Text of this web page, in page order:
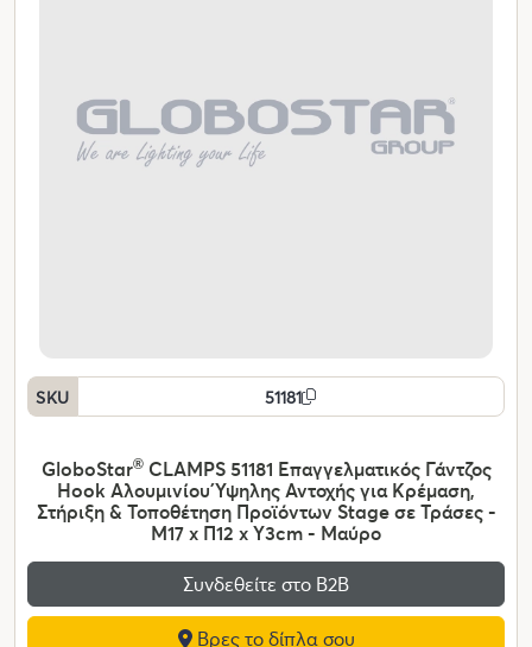
SKU 51181
GloboStar®CLAMPS 51181 Επαγγελματικός Γάντζος
Hook Αλουμινίου Ύψηλης Αντοχής για Κρέμαση,
Στήριξη & Τοποθέτηση Προϊόντων Stage σε Τράσες -
Μ17 x Π12 x Υ3cm - Μαύρο
Συνδεθείτε στο Β2Β
Βρες το δίπλα σου